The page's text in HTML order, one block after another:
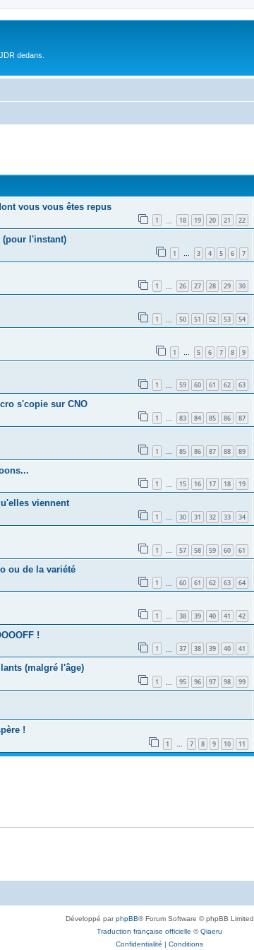
dedans.
vous vous êtes repus
1 18 19 20 21 22
(pour l'instant)
1 … 3 4 5 6 7
1 26 27 28 29 30
1 50 51 52 53 54
1 … 5 6 7 8 9
1 59 60 61 62 63
s'copie sur CNO
1 … 83 84 85 86 87
1 … 85 86 87 88 89
1 15 16 17 18 19
viennent
1 … 30 31 32 33 34
1 … 57 58 59 60 61
ou de la variété
1 60 61 62 63 64
1 … 38 39 40 41 42
!
1 37 38 39 40 41
(malgré l'âge)
1 95 96 97 98 99
!
1 … 7 8 9 10 11
Développé parphpBB® Forum Software © phpBB Limited
Traduction française officielle ©Qiaeru
Confidentialité | Conditions